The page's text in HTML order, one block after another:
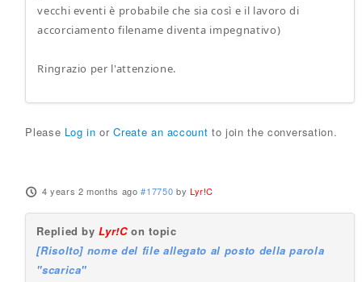
vecchi eventi è probabile che sia così e il lavoro di
accorciamento filename diventa impegnativo)
Ringrazio per l'attenzione.
Please Log in orCreate an account to join the conversation.
4 years 2 months ago #17750 by Lyr!C
Replied byLyr!Con topic
[Risolto] nome del file allegato al posto della parola
"scarica"